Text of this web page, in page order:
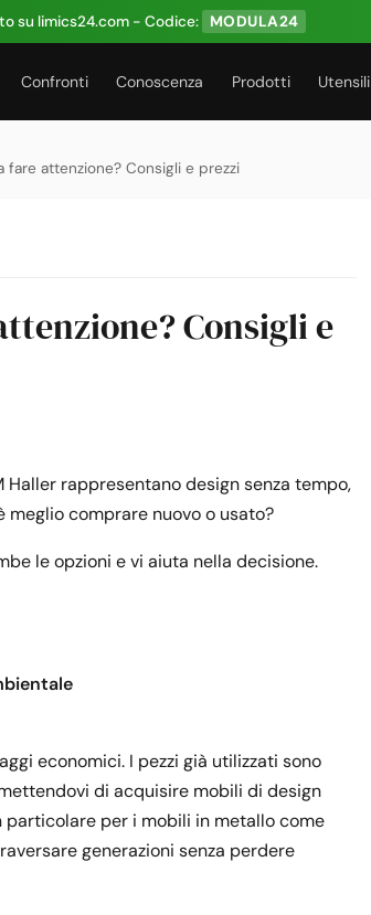
su limics24.com - Codice: MODULA24
Confronti Conoscenza Prodotti Utensili
fare attenzione? Consigli e prezzi
Consigli e
rappresentano design senza tempo,
comprare nuovo o usato?
le opzioni e vi aiuta nella decisione.
economici. I pezzi già utilizzati sono
di acquisire mobili di design
particolare per i mobili in metallo come
generazioni senza perdere